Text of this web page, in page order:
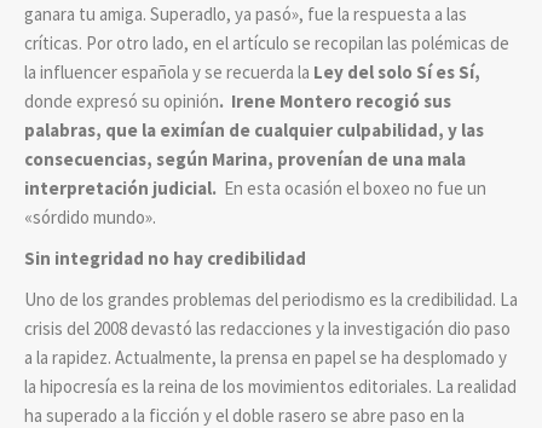
ganara tu amiga. Superadlo, ya pasó», fue la respuesta a las
críticas. Por otro lado, en el artículo se recopilan las polémicas de
la influencer española y se recuerda la Ley del solo Sí es Sí,
donde expresó su opinión. Irene Montero recogió sus
palabras, que la eximían de cualquier culpabilidad, y las
consecuencias, según Marina, provenían de una mala
interpretación judicial. En esta ocasión el boxeo no fue un
«sórdido mundo».
Sin integridad no hay credibilidad
Uno de los grandes problemas del periodismo es la credibilidad. La
crisis del 2008 devastó las redacciones y la investigación dio paso
a la rapidez. Actualmente, la prensa en papel se ha desplomado y
la hipocresía es la reina de los movimientos editoriales. La realidad
ha superado a la ficción y el doble rasero se abre paso en la